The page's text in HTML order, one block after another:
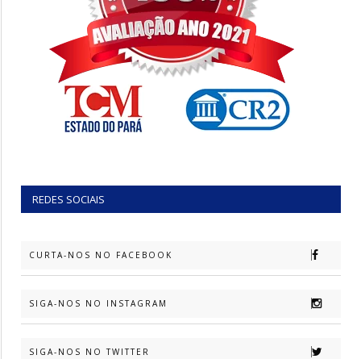
REDES SOCIAIS
CURTA-NOS NO FACEBOOK
SIGA-NOS NO INSTAGRAM
SIGA-NOS NO TWITTER